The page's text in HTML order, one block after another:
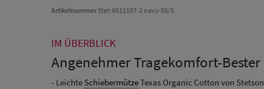
ArtikelnummerStet-6611107-2 navy-55/S
IM ÜBERBLICK
Angenehmer Tragekomfort-Bester
- Leichte SchiebermützeTexas Organic Cotton von Stetson